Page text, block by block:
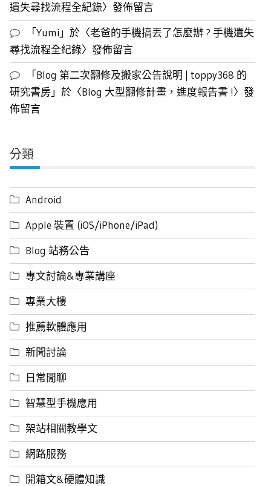
遺失尋找流程全紀錄〉發佈留言
「Yumi 」於〈老爸的手機搞丟了怎麼辦 ? 手機遺失
尋找流程全紀錄〉發佈留言
「Blog 第二次翻修及搬家公告說明 | toppy368 的
研究書房」於〈Blog 大型翻修計畫，進度報告書 !〉發
佈留言
分類
Android
Apple 裝置 (iOS/iPhone/iPad)
Blog 站務公告
專文討論&專業講座
專業大樓
推薦軟體應用
新聞討論
日常閒聊
智慧型手機應用
架站相關教學文
網路服務
開箱文&硬體知識